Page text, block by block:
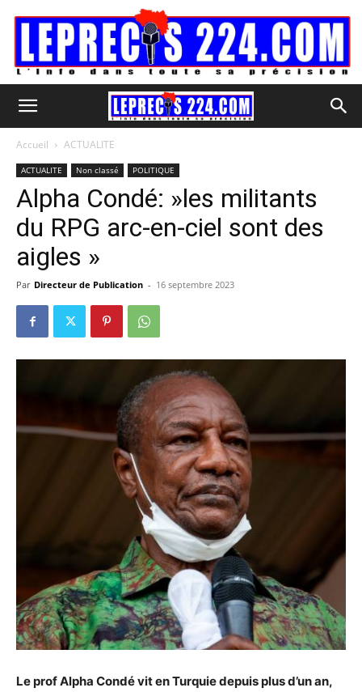
Accueil ACTUALITE
ACTUALITE Non classé POLITIQUE
Alpha Condé: »les militants
du RPG arc-en-ciel sont des
aigles »
Par Directeur de Publication - 16 septembre 2023
Le prof Alpha Condé vit en Turquie depuis plus d’un an,